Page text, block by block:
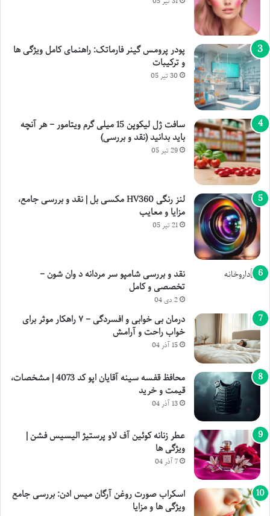
پودر پرومس گینر فارماتک: راهنمای کامل ویژگی ها
و ترکیبات
30 تیر 05
سافت ژل لیکوپن 15 میلی گرم ویتامور – هر آنچه
باید بدانید (نقد و بررسی)
29 تیر 05
لنز رنگی HV360 مکسی بل | نقد و بررسی جامع،
مزایا و معایب
21 تیر 05
نقد و بررسی شامپو سر مردانه د وان شون –
تخصصی و کامل
2 دی 04
درمان بی خوابی و افسردگی – ۷ راهکار موثر برای
خواب راحت و آرامش
15 آذر 04
محافظ قفسه سینه آقایان اپو کد 4073 | مشخصات،
قیمت و خرید
13 آذر 04
عطر زنانه کوئین آف لاو پرستیژ الیسیس فشن |
ویژگی ها
7 آذر 04
اسکراب صورت روغن آرگان میس ادن: بررسی جامع
ویژگی ها و مزایا